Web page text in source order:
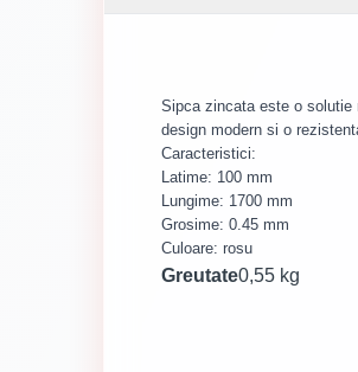
Sipca zincata este o solutie
design modern si o
Caracteristici:
Latime: 100 mm
Lungime: 1700 mm
Grosime: 0.45 mm
Culoare: rosu
Greutate0,55 kg